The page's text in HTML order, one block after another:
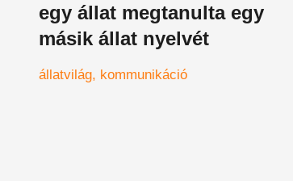
egy állat megtanulta egy
másik állat nyelvét
állatvilág kommunikáció